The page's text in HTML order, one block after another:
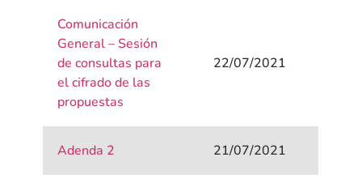
Comunicación
General – Sesión
de consultas para
el cifrado de las
propuestas
22/07/2021
Adenda 2 21/07/2021